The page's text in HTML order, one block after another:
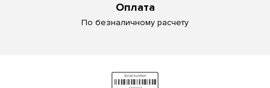
Оплата
По безналичному расчету